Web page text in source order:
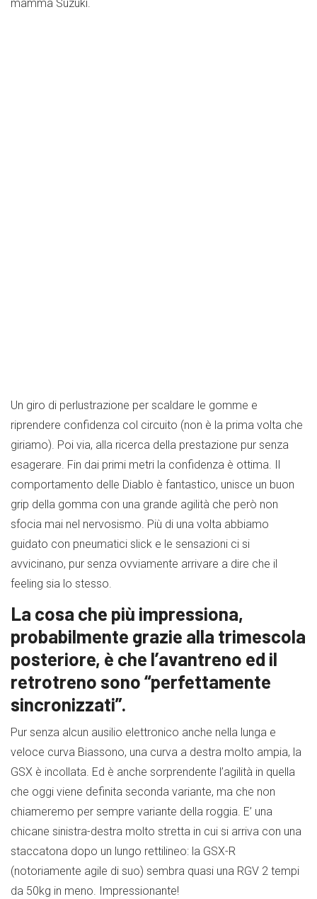
mamma Suzuki.
Un giro di perlustrazione per scaldare le gomme e
riprendere confidenza col circuito (non è la prima volta che
giriamo). Poi via, alla ricerca della prestazione pur senza
esagerare. Fin dai primi metri la confidenza è ottima. Il
comportamento delle Diablo è fantastico, unisce un buon
grip della gomma con una grande agilità che però non
sfocia mai nel nervosismo. Più di una volta abbiamo
guidato con pneumatici slick e le sensazioni ci si
avvicinano, pur senza ovviamente arrivare a dire che il
feeling sia lo stesso.
La cosa che più impressiona,
probabilmente grazie alla trimescola
posteriore, è che l’avantreno ed il
retrotreno sono “perfettamente
sincronizzati”.
Pur senza alcun ausilio elettronico anche nella lunga e
veloce curva Biassono, una curva a destra molto ampia, la
GSX è incollata. Ed è anche sorprendente l’agilità in quella
che oggi viene definita seconda variante, ma che non
chiameremo per sempre variante della roggia. E’ una
chicane sinistra-destra molto stretta in cui si arriva con una
staccatona dopo un lungo rettilineo: la GSX-R
(notoriamente agile di suo) sembra quasi una RGV 2 tempi
da 50kg in meno. Impressionante!